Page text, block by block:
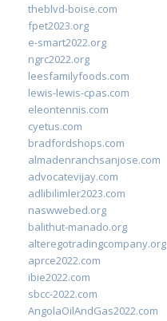
theblvd-boise.com
fpet2023.org
e-smart2022.org
ngrc2022.org
leesfamilyfoods.com
lewis-lewis-cpas.com
eleontennis.com
cyetus.com
bradfordshops.com
almadenranchsanjose.com
advocatevijay.com
adlibilimler2023.com
naswwebed.org
balithut-manado.org
alteregotradingcompany.org
aprce2022.com
ibie2022.com
sbcc-2022.com
AngolaOilAndGas2022.com